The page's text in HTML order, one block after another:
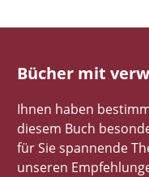
Bücher mit
Ihnen haben
diesem Buch
für Sie spannende
unseren